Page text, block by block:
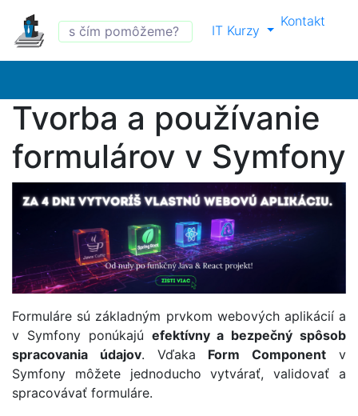
IT Kurzy
Kontakt
Tvorba a používanie
formulárov v Symfony
Formuláre sú základným prvkom webových aplikácií a
v Symfony ponúkajú efektívny a bezpečný spôsob
spracovania údajov. Vďaka Form Component v
Symfony môžete jednoducho vytvárať, validovať a
spracovávať formuláre.